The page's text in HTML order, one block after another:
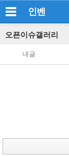
인벤
오픈이슈갤러리
내글